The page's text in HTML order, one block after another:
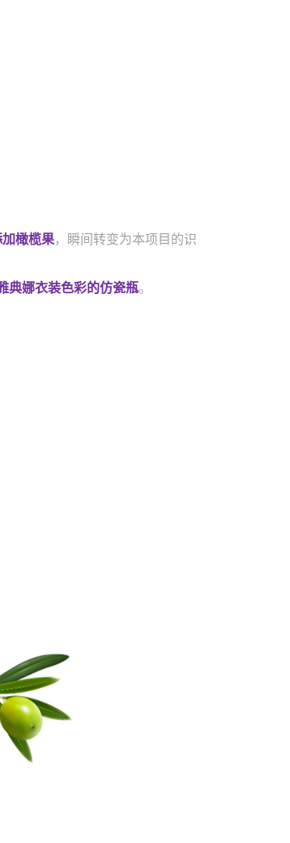
橄榄果，瞬间转变为本项目的识
典娜衣装色彩的仿瓷瓶。